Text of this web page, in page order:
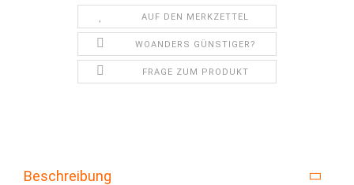
AUF DEN MERKZETTEL
WOANDERS GÜNSTIGER?
FRAGE ZUM PRODUKT
Beschreibung